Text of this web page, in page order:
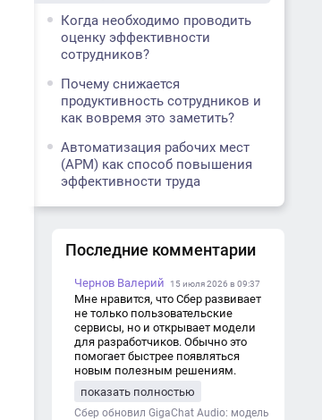
Когда необходимо проводить
оценку эффективности
сотрудников?
Почему снижается
продуктивность сотрудников и
как вовремя это заметить?
Автоматизация рабочих мест
(АРМ) как способ повышения
эффективности труда
работы сотрудников в офисе и
на удаленке с помощью АРМ
Последние комментарии
Чернов Валерий 15 июля 2026 в 09:37
Мне нравится, что Сбер развивает
не только пользовательские
сервисы, но и открывает модели
для разработчиков. Обычно это
помогает быстрее появляться
новым полезным решениям.
показать полностью
Сбер обновил GigaChat Audio: модель